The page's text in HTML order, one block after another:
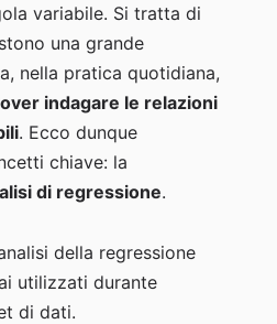
variabile. Si tratta di
una grande
nella pratica quotidiana,
indagare le relazioni
. Ecco dunque
chiave: la
di regressione.
della regressione
utilizzati durante
di dati.